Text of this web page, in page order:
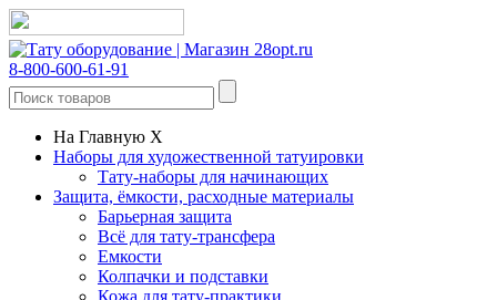
8-800-600-61-91
На Главную X
Наборы для художественной татуировки
Тату-наборы для начинающих
Защита, ёмкости, расходные материалы
Барьерная защита
Всё для тату-трансфера
Емкости
Колпачки и подставки
Кожа для тату-практики